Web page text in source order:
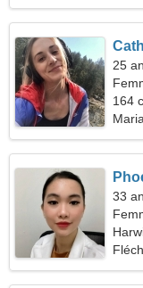
25
164
33
41